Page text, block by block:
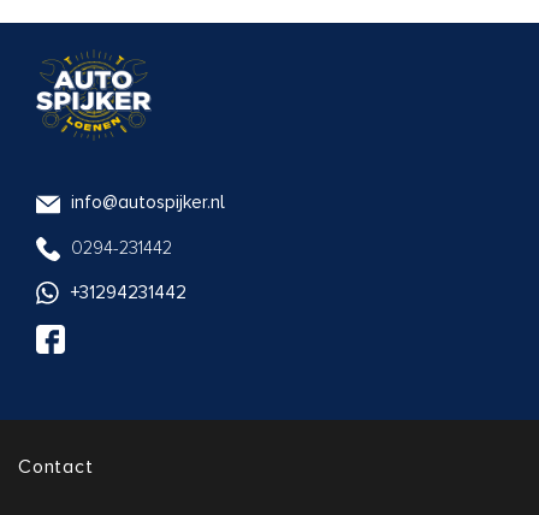
info@autospijker.nl
0294-231442
+31294231442
Contact